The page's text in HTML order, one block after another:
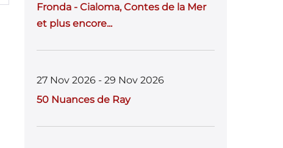
Fronda - Cialoma, Contes de la Mer
et plus encore...
27 Nov 2026 - 29 Nov 2026
50 Nuances de Ray